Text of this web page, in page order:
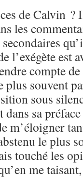
de Calvin ?
les
l’exégète est
compte
plus souvent
sous
sa
le plus
touché les
me